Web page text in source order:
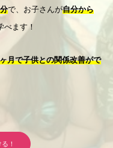
で、お子さんが自分から
べます！
月で子供との関係改善がで
！